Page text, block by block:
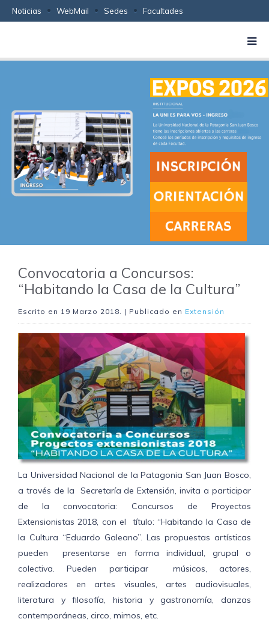
Noticias WebMail Sedes Facultades
Convocatoria a Concursos:
“Habitando la Casa de la Cultura”
Escrito en 19 Marzo 2018. | Publicado en Extensión
La Universidad Nacional de la Patagonia San Juan Bosco,
a través de la Secretaría de Extensión, invita a participar
de la convocatoria: Concursos de Proyectos
Extensionistas 2018, con el título: “Habitando la Casa de
la Cultura “Eduardo Galeano”. Las propuestas artísticas
pueden presentarse en forma individual, grupal o
colectiva. Pueden participar músicos, actores,
realizadores en artes visuales, artes audiovisuales,
literatura y filosofía, historia y gastronomía, danzas
contemporáneas, circo, mimos, etc.